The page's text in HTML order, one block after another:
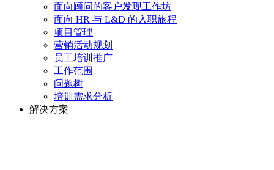
面向顾问的客户发现工作坊
面向 HR 与 L&D 的入职旅程
项目管理
营销活动规划
员工培训推广
工作范围
问题树
培训需求分析
解决方案